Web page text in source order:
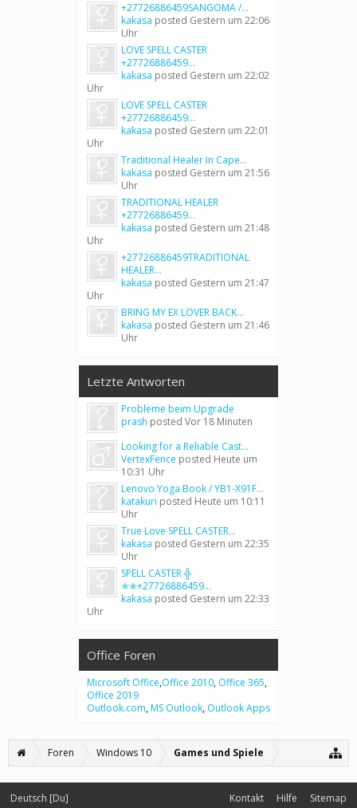
+27726886459SANGOMA /...
kakasa posted Gestern um 22:06
Uhr
LOVE SPELL CASTER
+27726886459...
kakasa posted Gestern um 22:02
Uhr
LOVE SPELL CASTER
+27726886459...
kakasa posted Gestern um 22:01
Uhr
Traditional Healer In Cape...
kakasa posted Gestern um 21:56
Uhr
TRADITIONAL HEALER
+27726886459...
kakasa posted Gestern um 21:48
Uhr
+27726886459TRADITIONAL
HEALER...
kakasa posted Gestern um 21:47
Uhr
BRING MY EX LOVER BACK...
kakasa posted Gestern um 21:46
Uhr
Letzte Antworten
Probleme beim Upgrade
prash posted Vor 18 Minuten
Looking for a Reliable Cast...
VertexFence posted Heute um
10:31 Uhr
Lenovo Yoga Book / YB1-X91F...
katakuri posted Heute um 10:11
Uhr
True Love SPELL CASTER...
kakasa posted Gestern um 22:35
Uhr
SPELL CASTER ╬
✯✯+27726886459...
kakasa posted Gestern um 22:33
Uhr
Office Foren
Microsoft Office,Office 2010, Office 365,
Office 2019
Outlook.com, MS Outlook, Outlook Apps
Foren Windows 10 Games und Spiele
Deutsch [Du] Kontakt Hilfe Sitemap